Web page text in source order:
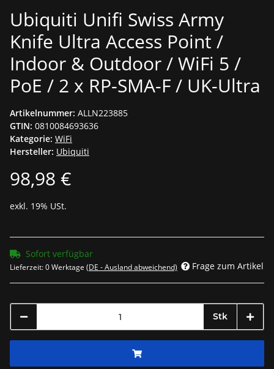
Ubiquiti Unifi Swiss Army
Knife Ultra Access Point /
Indoor & Outdoor / WiFi 5 /
PoE / 2 x RP-SMA-F / UK-Ultra
Artikelnummer: ALLN223885
GTIN: 0810084693636
Kategorie: WiFi
Hersteller: Ubiquiti
98,98 €
exkl. 19% USt.
Sofort verfügbar
Lieferzeit:0 Werktage (DE - Ausland abweichend) Frage zum Artikel
Stk